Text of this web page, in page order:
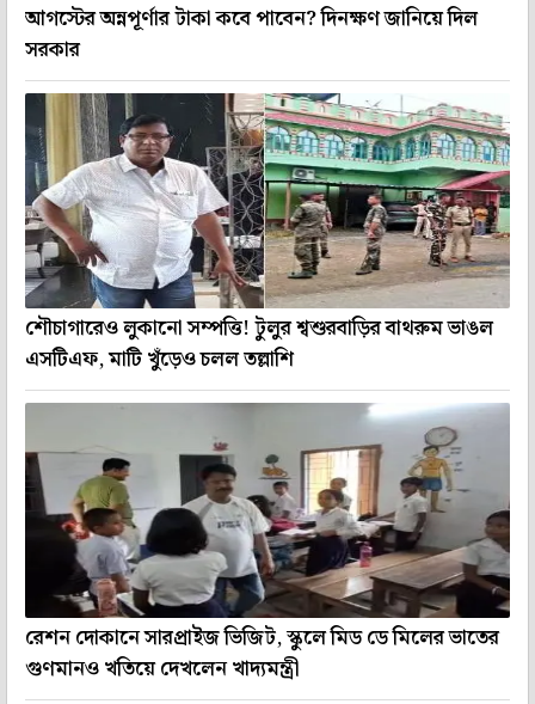
আগস্টের অন্নপূর্ণার টাকা কবে পাবেন? দিনক্ষণ জানিয়ে দিল
সরকার
শৌচাগারেও লুকানো সম্পত্তি! টুলুর শ্বশুরবাড়ির বাথরুম ভাঙল
এসটিএফ, মাটি খুঁড়েও চলল তল্লাশি
রেশন দোকানে সারপ্রাইজ ভিজিট, স্কুলে মিড ডে মিলের ভাতের
গুণমানও খতিয়ে দেখলেন খাদ্যমন্ত্রী